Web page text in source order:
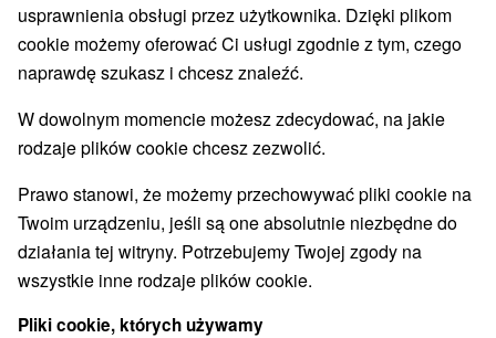
usprawnienia obsługi przez użytkownika. Dzięki plikom
cookie możemy oferować Ci usługi zgodnie z tym, czego
naprawdę szukasz i chcesz znaleźć.
W dowolnym momencie możesz zdecydować, na jakie
rodzaje plików cookie chcesz zezwolić.
Prawo stanowi, że możemy przechowywać pliki cookie na
Twoim urządzeniu, jeśli są one absolutnie niezbędne do
działania tej witryny. Potrzebujemy Twojej zgody na
wszystkie inne rodzaje plików cookie.
Pliki cookie, których używamy